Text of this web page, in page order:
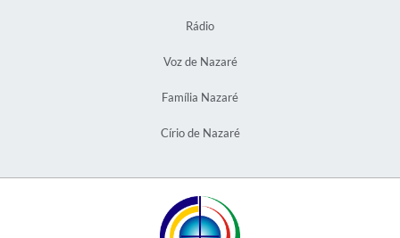
Rádio
Voz de Nazaré
Família Nazaré
Círio de Nazaré